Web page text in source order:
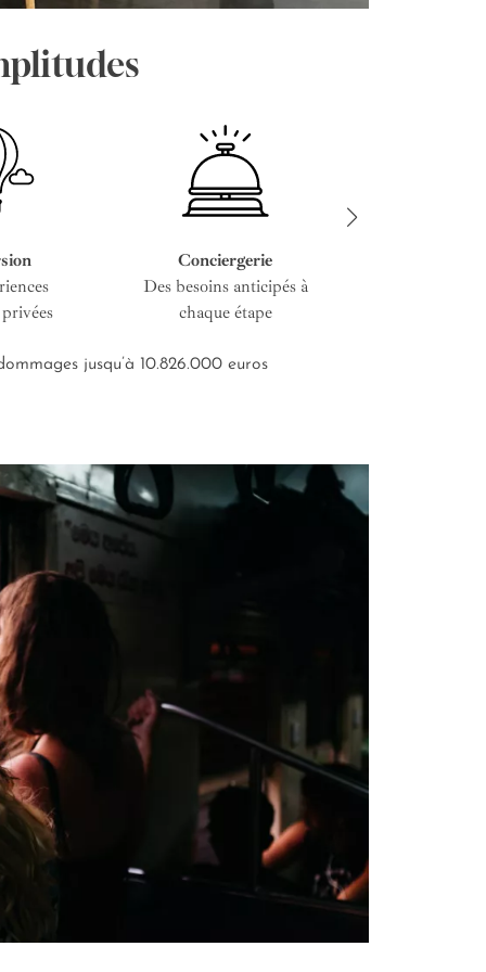
Conciergerie
Des besoins anticipés à
chaque étape
jusqu’à 10.826.000 euros